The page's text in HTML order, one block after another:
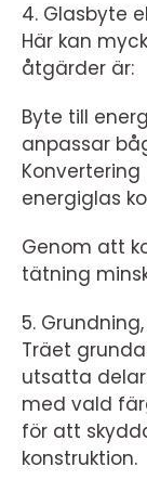
4. Glasbyte
Här kan
åtgärder är:
Byte till
anpassar
energiglas
Genom att
tätning
5.
Träet
utsatta
med vald
för att
konstruktion.